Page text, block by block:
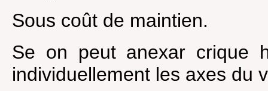
Sous coût de maintien.
Se on peut anexar crique
individuellement les axes du